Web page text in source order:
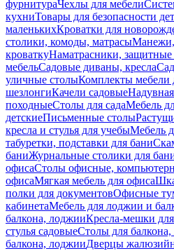
фурнитураЧехлы для мебели
кухниТовары для безопасности
маленькихКроватки для
столики, комоды, матрасыМанежи,
кроваткуНаматрасники, защитные
мебельСадовые диваны, кресла
уличные столыКомплекты мебели
шезлонгиКачели садовые
походныеСтолы для садаМебель
детскиеПисьменные столы
кресла и стулья для учебыМебель
табуретки, подставки для бани
баниЖурнальные столики для
офисаСтолы офисные,
офисаМягкая мебель для офиса
полки для документовОфисные
кабинетаМебель для лоджии и
балкона, лоджииКресла-мешки
стулья садовыеСтолы для
балкона, лоджииДверцы